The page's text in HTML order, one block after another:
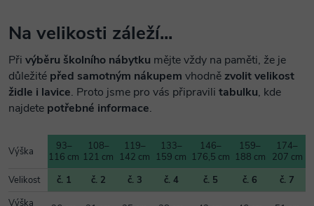
Na velikosti záleží...
Při výběru školního nábytku mějte vždy na paměti, že je
důležité před samotným nákupem vhodně zvolit velikost
židle i lavice. Proto jsme pro vás připravili tabulku, kde
najdete potřebné informace.
Výška
93–
116 cm
108–
121 cm
119–
142 cm
133–
159 cm
146–
176,5 cm
159–
188 cm
174–
207 cm
Velikost
č. 1 č. 2 č. 3 č. 4 č. 5 č. 6
č. 7
Výška